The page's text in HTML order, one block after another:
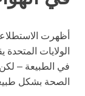
أظهرت
الولايات
في الطبيعة – لكن
الصحة بشكل